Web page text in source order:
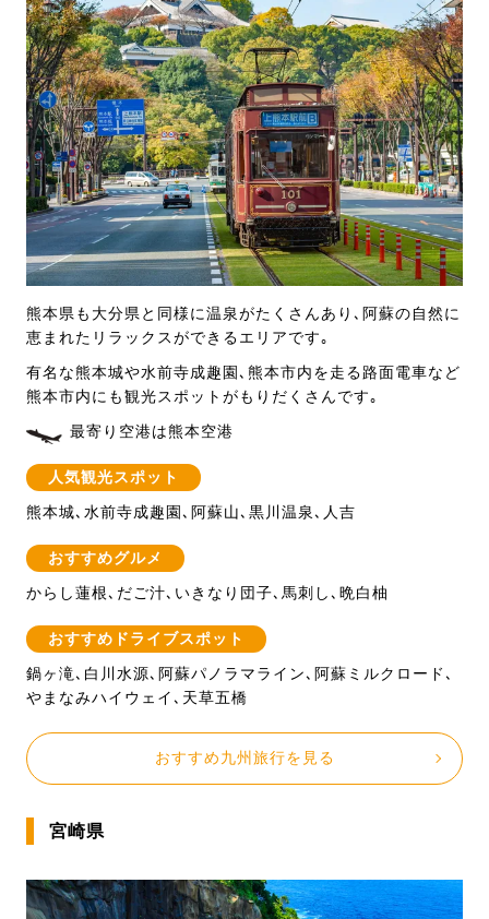
熊本県も大分県と同様に温泉がたくさんあり､阿蘇の自然に
恵まれたリラックスができるエリアです｡
有名な熊本城や水前寺成趣園､熊本市内を走る路面電車など
熊本市内にも観光スポットがもりだくさんです｡
最寄り空港は熊本空港
人気観光スポット
熊本城､水前寺成趣園､阿蘇山､黒川温泉､人吉
おすすめグルメ
からし蓮根､だご汁､いきなり団子､馬刺し､晩白柚
おすすめドライブスポット
鍋ヶ滝､白川水源､阿蘇パノラマライン､阿蘇ミルクロード､
やまなみハイウェイ､天草五橋
おすすめ九州旅行を見る
宮崎県